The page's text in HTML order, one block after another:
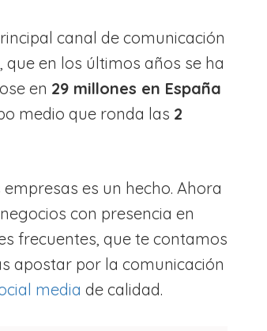
canal de comunicación
en los últimos años se ha
en 29 millones en España
medio que ronda las 2
es un hecho. Ahora
con presencia en
frecuentes, que te contamos
apostar por la comunicación
media de calidad.